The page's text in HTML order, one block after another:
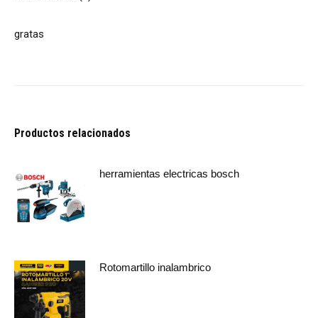
gratas
Productos relacionados
herramientas electricas bosch
Rotomartillo inalambrico